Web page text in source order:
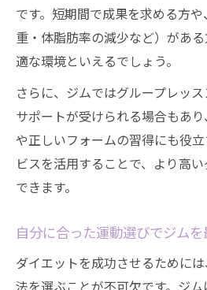
です。短期間で成果を求める方
重・体脂肪率の減少など）があ
適な環境といえるでしょう。
さらに、ジムではグループレッ
サポートが受けられる場合もあ
や正しいフォームの習得にも役
ビスを活用することで、より高
できます。
自分に合った運動選びでジム
ダイエットを成功させるために
法を選ぶことが不可欠です。ジ